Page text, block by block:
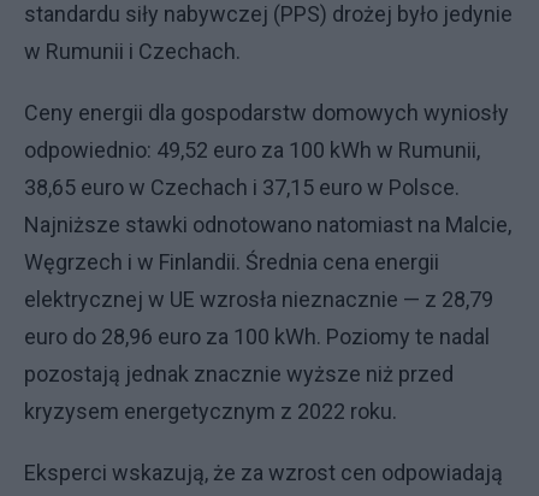
standardu siły nabywczej (PPS) drożej było jedynie
w Rumunii i Czechach.
Ceny energii dla gospodarstw domowych wyniosły
odpowiednio: 49,52 euro za 100 kWh w Rumunii,
38,65 euro w Czechach i 37,15 euro w Polsce.
Najniższe stawki odnotowano natomiast na Malcie,
Węgrzech i w Finlandii. Średnia cena energii
elektrycznej w UE wzrosła nieznacznie — z 28,79
euro do 28,96 euro za 100 kWh. Poziomy te nadal
pozostają jednak znacznie wyższe niż przed
kryzysem energetycznym z 2022 roku.
Eksperci wskazują, że za wzrost cen odpowiadają